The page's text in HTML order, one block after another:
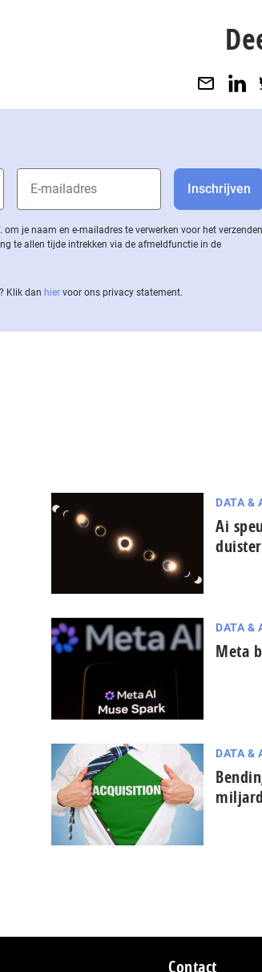
je naam en e-mailadres te verwerken voor het verzenden
te allen tijde intrekken via de af­meld­func­tie in de
Klik dan hier voor ons privacy statement.
DATA &
Ai
DATA &
Meta
DATA &
Contact